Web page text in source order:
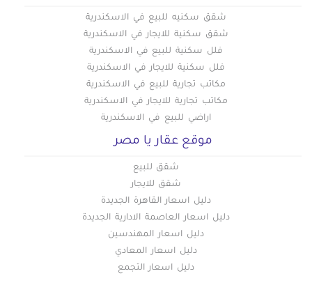
شقق سكنيه للبيع في الاسكندرية
شقق سكنية للايجار في الاسكندرية
فلل سكنية للبيع في الاسكندرية
فلل سكنية للايجار في الاسكندرية
مكاتب تجارية للبيع في الاسكندرية
مكاتب تجارية للايجار في الاسكندرية
اراضي للبيع في الاسكندرية
موقع عقار يا مصر
شقق للبيع
شقق للايجار
دليل اسعار القاهرة الجديدة
دليل اسعار العاصمة الادارية الجديدة
دليل اسعار المهندسين
دليل اسعار المعادي
دليل اسعار التجمع